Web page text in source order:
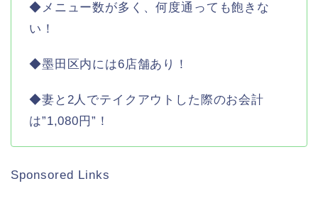
◆メニュー数が多く、何度通っても飽きな
い！
◆墨田区内には6店舗あり！
◆妻と2人でテイクアウトした際のお会計
は”1,080円”！
Sponsored Links